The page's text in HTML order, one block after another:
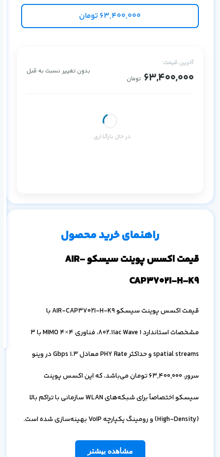
63,400,000 تومان
آخرین قیمت:
63,400,000 تومان
بدون تغییر نسبت به قبل
در حال بارگذاری...
۳ ماه ۶ ماه
راهنمای خرید محصول
قیمت اکسس پوینت سیسکو AIR-
CAP3702I-H-K9
قیمت اکسس پوینت سیسکو AIR-CAP3702I-H-K9 با
مشخصات استاندارد 802.11ac Wave 1، فناوری 4×4 MIMO با 3
spatial streams و حداکثر PHY Rate معادل 1.3 Gbps در وینو
سرور،63,400,000تومان می‌باشد، که این اکسس پوینت
سیسکو اختصاصاً برای شبکه‌های WLAN سازمانی با تراکم بالا
(High-Density) و رومینگ یکپارچه VoIP بهینه‌سازی شده است.
مشاهده بیشتر